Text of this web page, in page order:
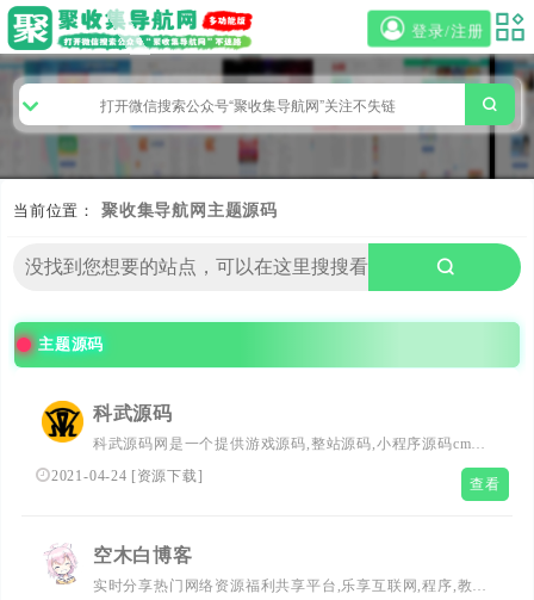
登录/注册
当前位置： 聚收集导航网 主题源码
主题源码
科武源码
科武源码网是一个提供游戏源码,整站源码,小程序源码cms
主题源码,wordpress主题,zblog主题,emlog主题,影视主题,,苹
果cms主题海洋cms主题,飞飞cms主题、马克斯cms源码等免
2021-04-24 [资源下载] 查看
空木白博客
实时分享热门网络资源福利共享平台,乐享互联网,程序,教